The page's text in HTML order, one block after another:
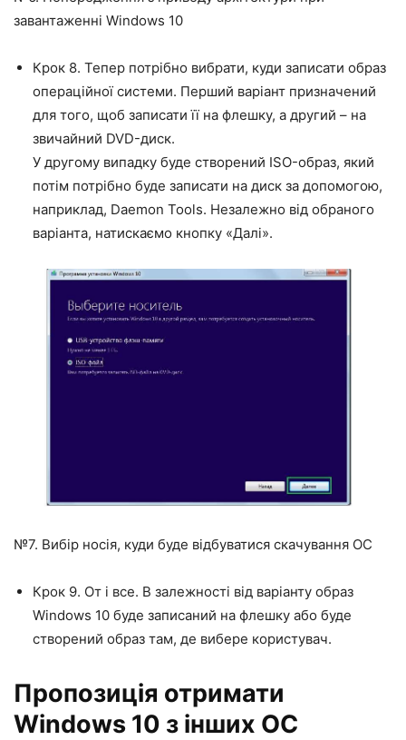
завантаженні Windows 10
Крок 8. Тепер потрібно вибрати, куди записати образ
операційної системи. Перший варіант призначений
для того, щоб записати її на флешку, а другий – на
звичайний DVD-диск.
У другому випадку буде створений ISO-образ, який
потім потрібно буде записати на диск за допомогою,
наприклад, Daemon Tools. Незалежно від обраного
варіанта, натискаємо кнопку «Далі».
№7. Вибір носія, куди буде відбуватися скачування ОС
Крок 9. От і все. В залежності від варіанту образ
Windows 10 буде записаний на флешку або буде
створений образ там, де вибере користувач.
Пропозиція отримати
Windows 10 з інших ОС